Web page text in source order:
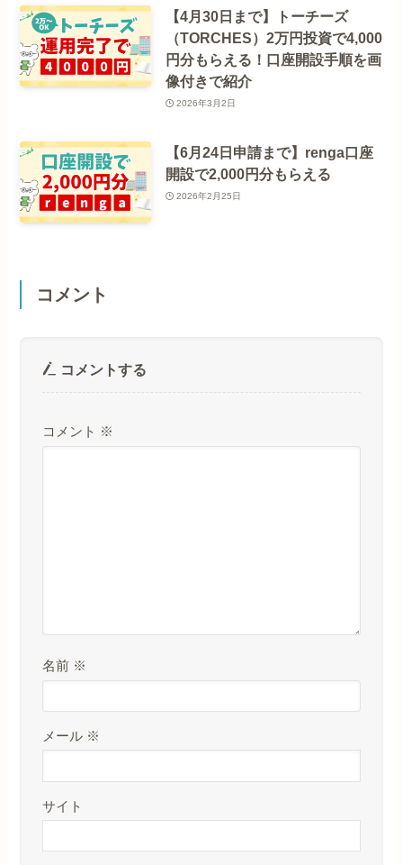
【4月30日まで】トーチーズ
（TORCHES）2万円投資で4,000
円分もらえる！口座開設手順を画
像付きで紹介
2026年3月2日
【6月24日申請まで】renga口座
開設で2,000円分もらえる
2026年2月25日
コメント
コメントする
コメント ※
名前 ※
メール ※
サイト